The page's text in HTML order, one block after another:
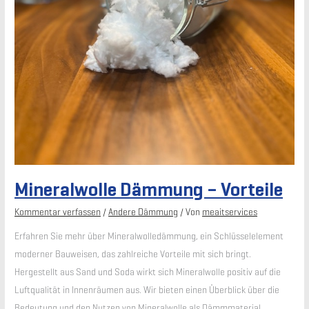
Mineralwolle Dämmung – Vorteile
Kommentar verfassen /Andere Dämmung / Von meaitservices
Erfahren Sie mehr über Mineralwolledämmung, ein Schlüsselelement
moderner Bauweisen, das zahlreiche Vorteile mit sich bringt.
Hergestellt aus Sand und Soda wirkt sich Mineralwolle positiv auf die
Luftqualität in Innenräumen aus. Wir bieten einen Überblick über die